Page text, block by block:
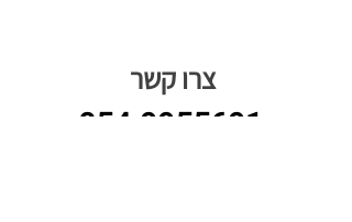
צרו קשר
054-9955691